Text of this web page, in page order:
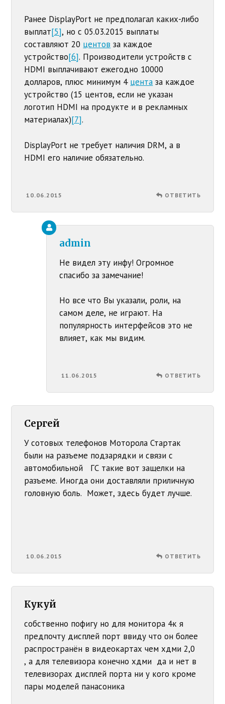
Ранее DisplayPort не предполагал каких-либо
выплат[5], но с 05.03.2015 выплаты
составляют 20 центов за каждое
устройство[6]. Производители устройств с
HDMI выплачивают ежегодно 10000
долларов, плюс минимум 4 цента за каждое
устройство (15 центов, если не указан
логотип HDMI на продукте и в рекламных
материалах)[7].
DisplayPort не требует наличия DRM, а в
HDMI его наличие обязательно.
10.06.2015 ОТВЕТИТЬ
admin
Не видел эту инфу! Огромное
спасибо за замечание!
Но все что Вы указали, роли, на
самом деле, не играют. На
популярность интерфейсов это не
влияет, как мы видим.
11.06.2015 ОТВЕТИТЬ
Сергей
У сотовых телефонов Моторола Стартак
были на разъеме подзарядки и связи с
автомобильной ГС такие вот защелки на
разъеме. Иногда они доставляли приличную
головную боль. Может, здесь будет лучше.
10.06.2015 ОТВЕТИТЬ
Кукуй
собственно пофигу но для монитора 4к я
предпочту дисплей порт ввиду что он более
распространён в видеокартах чем хдми 2,0
, а для телевизора конечно хдми да и нет в
телевизорах дисплей порта ни у кого кроме
пары моделей панасоника